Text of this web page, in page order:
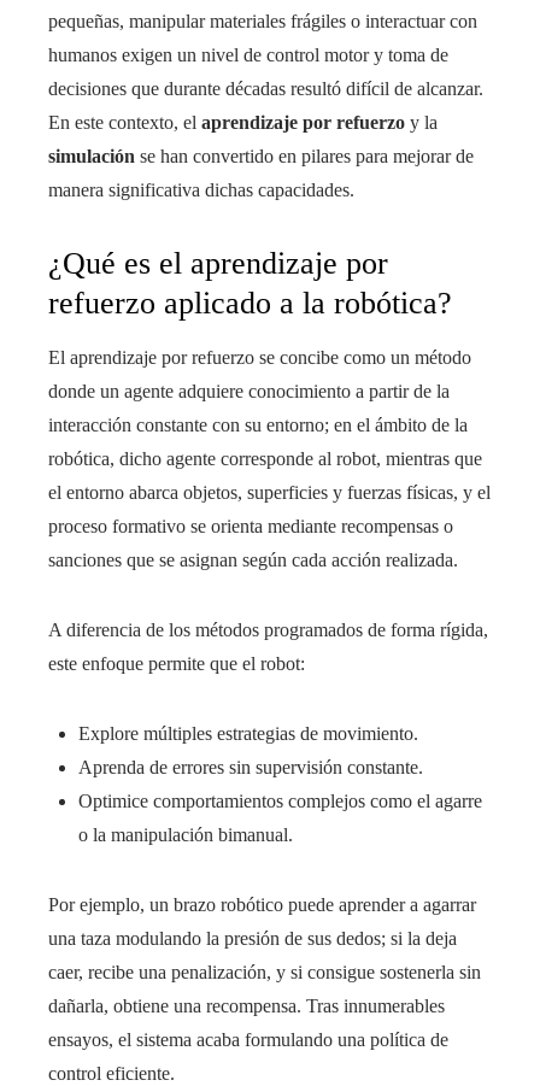
pequeñas, manipular materiales frágiles o interactuar con
humanos exigen un nivel de control motor y toma de
decisiones que durante décadas resultó difícil de alcanzar.
En este contexto, el aprendizaje por refuerzo y la
simulación se han convertido en pilares para mejorar de
manera significativa dichas capacidades.
¿Qué es el aprendizaje por
refuerzo aplicado a la robótica?
El aprendizaje por refuerzo se concibe como un método
donde un agente adquiere conocimiento a partir de la
interacción constante con su entorno; en el ámbito de la
robótica, dicho agente corresponde al robot, mientras que
el entorno abarca objetos, superficies y fuerzas físicas, y el
proceso formativo se orienta mediante recompensas o
sanciones que se asignan según cada acción realizada.
A diferencia de los métodos programados de forma rígida,
este enfoque permite que el robot:
Explore múltiples estrategias de movimiento.
Aprenda de errores sin supervisión constante.
Optimice comportamientos complejos como el agarre
o la manipulación bimanual.
Por ejemplo, un brazo robótico puede aprender a agarrar
una taza modulando la presión de sus dedos; si la deja
caer, recibe una penalización, y si consigue sostenerla sin
dañarla, obtiene una recompensa. Tras innumerables
ensayos, el sistema acaba formulando una política de
control eficiente.